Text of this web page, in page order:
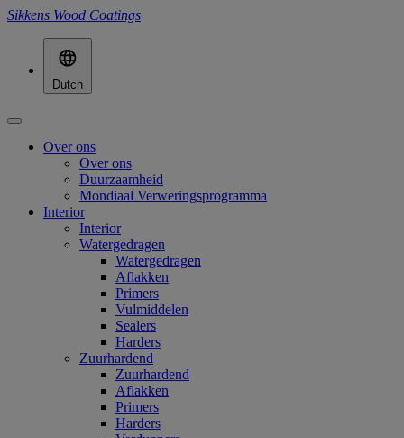
Sikkens Wood Coatings
Dutch
Over ons
Over ons
Duurzaamheid
Mondiaal Verweringsprogramma
Interior
Interior
Watergedragen
Watergedragen
Aflakken
Primers
Vulmiddelen
Sealers
Harders
Zuurhardend
Zuurhardend
Aflakken
Primers
Harders